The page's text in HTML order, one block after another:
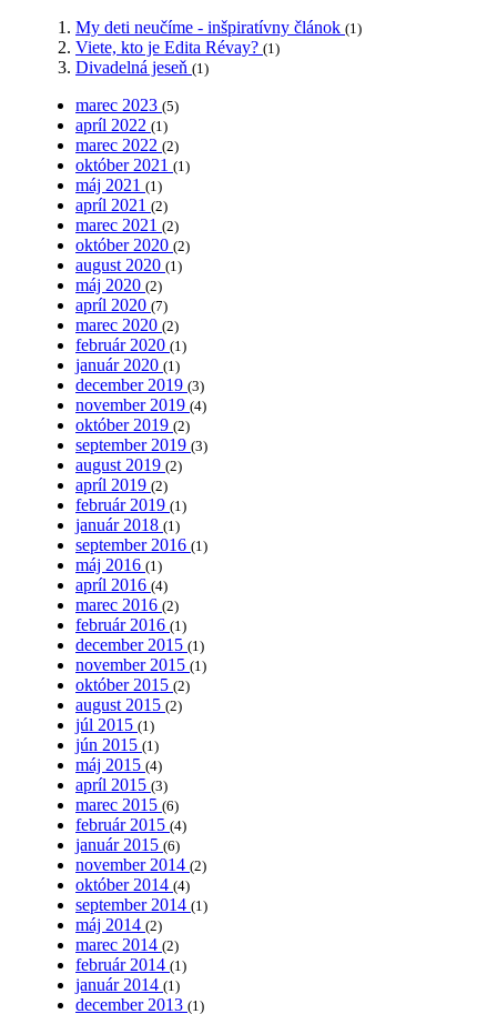
My deti neučíme - inšpiratívny článok (1)
Viete, kto je Edita Révay? (1)
Divadelná jeseň (1)
marec 2023 (5)
apríl 2022 (1)
marec 2022 (2)
október 2021 (1)
máj 2021 (1)
apríl 2021 (2)
marec 2021 (2)
október 2020 (2)
august 2020 (1)
máj 2020 (2)
apríl 2020 (7)
marec 2020 (2)
február 2020 (1)
január 2020 (1)
december 2019 (3)
november 2019 (4)
október 2019 (2)
september 2019 (3)
august 2019 (2)
apríl 2019 (2)
február 2019 (1)
január 2018 (1)
september 2016 (1)
máj 2016 (1)
apríl 2016 (4)
marec 2016 (2)
február 2016 (1)
december 2015 (1)
november 2015 (1)
október 2015 (2)
august 2015 (2)
júl 2015 (1)
jún 2015 (1)
máj 2015 (4)
apríl 2015 (3)
marec 2015 (6)
február 2015 (4)
január 2015 (6)
november 2014 (2)
október 2014 (4)
september 2014 (1)
máj 2014 (2)
marec 2014 (2)
február 2014 (1)
január 2014 (1)
december 2013 (1)